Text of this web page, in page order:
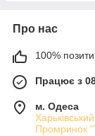
Про нас
100%
Працює з
м. Одеса
Промринок